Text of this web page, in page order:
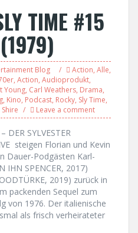
TIME #15
Blog Action, Alle,
, Action, Audioprodukt,
Young, Carl Weathers, Drama,
, Kino, Podcast, Rocky, Sly Time,
Leave a comment
DER SYLVESTER
steigen Florian und Kevin
Dauer-Podgästen Karl-
IHN SPENCER, 2017)
2019) zurück in
packenden Sequel zum
von 1976. Der italienische
als frisch verheirateter